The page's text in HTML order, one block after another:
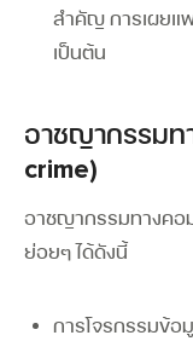
สำคัญ การเผยแ
เป็นต้น
อาชญากรรมท
crime)
อาชญากรรมทางคอ
ย่อยๆ ได้ดังนี้
การโจรกรรมข้อ